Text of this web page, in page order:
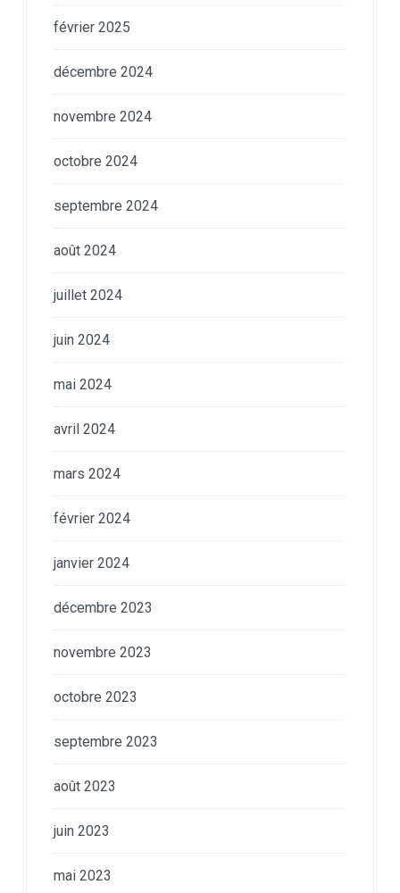
février 2025
décembre 2024
novembre 2024
octobre 2024
septembre 2024
août 2024
juillet 2024
juin 2024
mai 2024
avril 2024
mars 2024
février 2024
janvier 2024
décembre 2023
novembre 2023
octobre 2023
septembre 2023
août 2023
juin 2023
mai 2023